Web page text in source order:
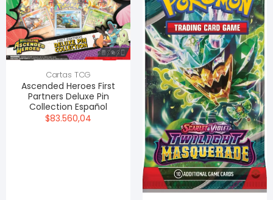
Cartas TCG
Ascended Heroes First
Partners Deluxe Pin
Collection Español
$83.560,04